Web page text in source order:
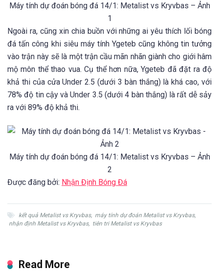
Máy tính dự đoán bóng đá 14/1: Metalist vs Kryvbas – Ảnh
1
Ngoài ra, cũng xin chia buồn với những ai yêu thích lối bóng
đá tấn công khi siêu máy tính Ygeteb cũng không tin tưởng
vào trận này sẽ là một trận cầu mãn nhãn giành cho giới hâm
mộ môn thể thao vua. Cụ thể hơn nữa, Ygeteb đã đặt ra độ
khả thi của cửa Under 2.5 (dưới 3 bàn thắng) là khá cao, với
78% độ tin cậy và Under 3.5 (dưới 4 bàn thắng) là rất dễ sảy
ra với 89% độ khả thi.
Máy tính dự đoán bóng đá 14/1: Metalist vs Kryvbas – Ảnh
2
Được đăng bởi: Nhận Định Bóng Đá
kết quả Metalist vs Kryvbas, máy tính dự đoán Metalist vs Kryvbas,
nhận định Metalist vs Kryvbas, tiên tri Metalist vs Kryvbas
Read More